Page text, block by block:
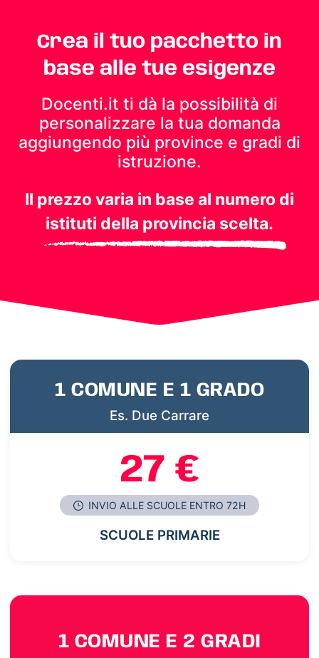
Crea il tuo pacchetto in
base alle tue esigenze
Docenti.it ti dà la possibilità di
personalizzare la tua domanda
aggiungendo più province e gradi di
istruzione.
Il prezzo varia in base al numero di
istituti della provincia scelta.
1 COMUNE E 1 GRADO
Es. Due Carrare
27 €
INVIO ALLE SCUOLE ENTRO 72H
SCUOLE PRIMARIE
1 COMUNE E 2 GRADI